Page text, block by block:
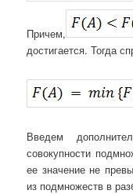
Причем,
достигается. Тогда
Введем
совокупности
ее значение не
из подмножеств в